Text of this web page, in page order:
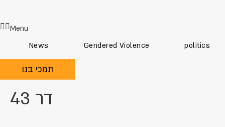
Menu
News
Gendered Violence politics
תמכי בנו
דר 43